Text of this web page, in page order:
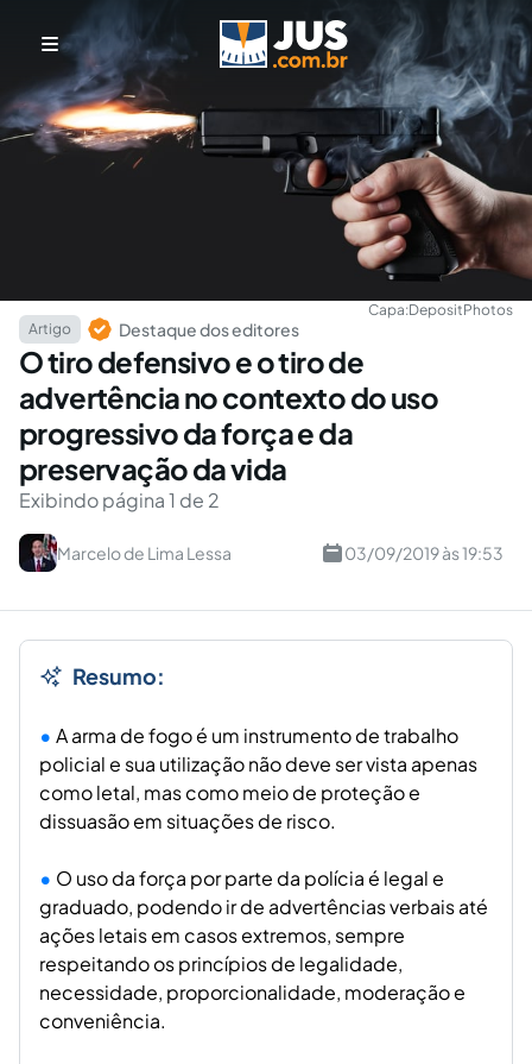
Capa:DepositPhotos
Artigo
Destaque dos editores
O tiro defensivo e o tiro de
advertência no contexto do uso
progressivo da força e da
preservação da vida
Exibindo página 1 de 2
Marcelo de Lima Lessa 03/09/2019 às 19:53
Resumo:
A arma de fogo é um instrumento de trabalho
policial e sua utilização não deve ser vista apenas
como letal, mas como meio de proteção e
dissuasão em situações de risco.
O uso da força por parte da polícia é legal e
graduado, podendo ir de advertências verbais até
ações letais em casos extremos, sempre
respeitando os princípios de legalidade,
necessidade, proporcionalidade, moderação e
conveniência.